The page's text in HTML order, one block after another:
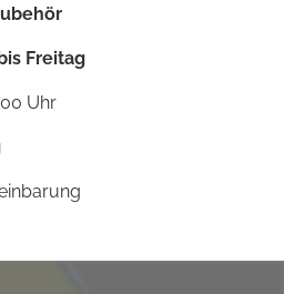
Freitag
Uhr